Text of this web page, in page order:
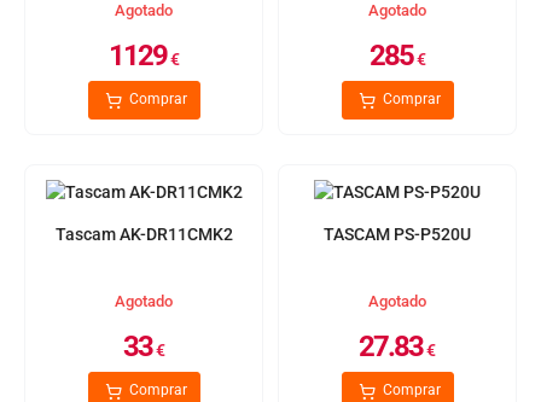
Agotado
1129€
Comprar
Agotado
285€
Comprar
Tascam AK-DR11CMK2
Agotado
33€
Comprar
TASCAM PS-P520U
Agotado
27.83€
Comprar